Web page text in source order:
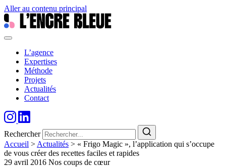
Aller au contenu principal
L’agence
Expertises
Méthode
Projets
Actualités
Contact
Rechercher
Accueil > Actualités > « Frigo Magic », l’application qui s’occupe
de vous créer des recettes faciles et rapides
29 avril 2016 Nos coups de cœur